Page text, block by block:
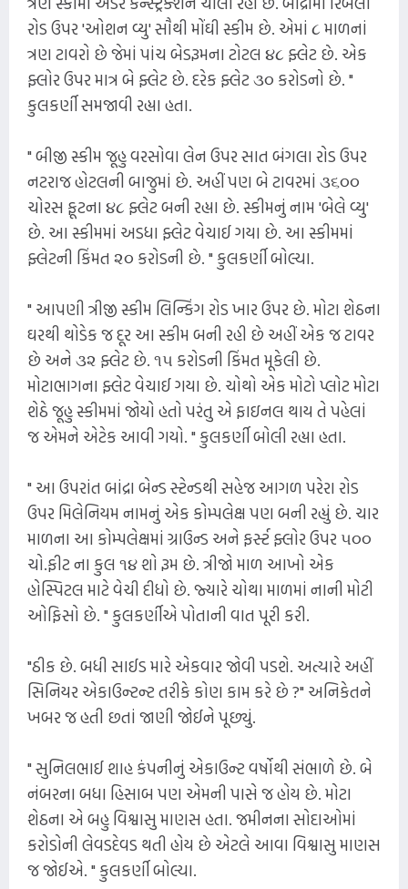
રોડ ઉપર 'ઓશન વ્યુ' સૌથી મોંઘી સ્કીમ છે. એમાં ૮ માળનાં
ત્રણ ટાવરો છે જેમાં પાંચ બેડરૂમના ટોટલ ૪૮ ફ્લેટ છે. એક
ફ્લોર ઉપર માત્ર બે ફ્લેટ છે. દરેક ફ્લેટ ૩૦ કરોડનો છે. "
કુલકર્ણી સમજાવી રહ્યા હતા.
" બીજી સ્કીમ જૂહુ વરસોવા લેન ઉપર સાત બંગલા રોડ ઉપર
નટરાજ હોટલની બાજુમાં છે. અહીં પણ બે ટાવરમાં ૩૬૦૦
ચોરસ ફૂટના ૪૮ ફ્લેટ બની રહ્યા છે. સ્કીમનું નામ 'બેલે વ્યુ'
છે. આ સ્કીમમાં અડધા ફ્લેટ વેચાઈ ગયા છે. આ સ્કીમમાં
ફ્લેટની કિંમત ૨૦ કરોડની છે. " કુલકર્ણી બોલ્યા.
" આપણી ત્રીજી સ્કીમ લિન્કિંગ રોડ ખાર ઉપર છે. મોટા શેઠના
ઘરથી થોડેક જ દૂર આ સ્કીમ બની રહી છે અહીં એક જ ટાવર
છે અને ૩૨ ફ્લેટ છે. ૧૫ કરોડની કિંમત મૂકેલી છે.
મોટાભાગના ફ્લેટ વેચાઈ ગયા છે. ચોથો એક મોટો પ્લોટ મોટા
શેઠે જૂહુ સ્કીમમાં જોયો હતો પરંતુ એ ફાઇનલ થાય તે પહેલાં
જ એમને એટેક આવી ગયો. " કુલકર્ણી બોલી રહ્યા હતા.
" આ ઉપરાંત બાંદ્રા બેન્ડ સ્ટેન્ડથી સહેજ આગળ પરેરા રોડ
ઉપર મિલેનિયમ નામનું એક કોમ્પલેક્ષ પણ બની રહ્યું છે. ચાર
માળના આ કોમ્પલેક્ષમાં ગ્રાઉન્ડ અને ફર્સ્ટ ફ્લોર ઉપર ૫૦૦
ચો.ફીટ ના કુલ ૧૪ શો રૂમ છે. ત્રીજો માળ આખો એક
હોસ્પિટલ માટે વેચી દીધો છે. જ્યારે ચોથા માળમાં નાની મોટી
ઓફિસો છે. " કુલકર્ણીએ પોતાની વાત પૂરી કરી.
"ઠીક છે. બધી સાઈડ મારે એકવાર જોવી પડશે. અત્યારે અહીં
સિનિયર એકાઉન્ટન્ટ તરીકે કોણ કામ કરે છે ?" અનિકેતને
ખબર જ હતી છતાં જાણી જોઈને પૂછ્યું.
" સુનિલભાઈ શાહ કંપનીનું એકાઉન્ટ વર્ષોથી સંભાળે છે. બે
નંબરના બધા હિસાબ પણ એમની પાસે જ હોય છે. મોટા
શેઠના એ બહુ વિશ્વાસુ માણસ હતા. જમીનના સોદાઓમાં
કરોડોની લેવડદેવડ થતી હોય છે એટલે આવા વિશ્વાસુ માણસ
જ જોઈએ. " કુલકર્ણી બોલ્યા.